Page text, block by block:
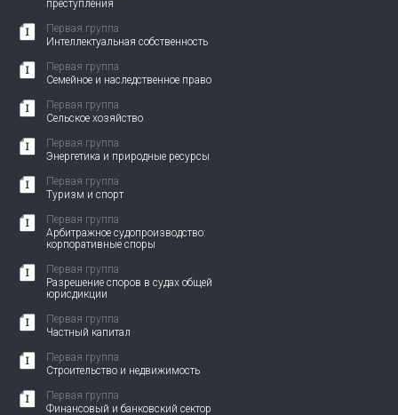
преступления
Первая группа
Интеллектуальная собственность
Первая группа
Семейное и наследственное право
Первая группа
Сельское хозяйство
Первая группа
Энергетика и природные ресурсы
Первая группа
Туризм и спорт
Первая группа
Арбитражное судопроизводство:
корпоративные споры
Первая группа
Разрешение споров в судах общей
юрисдикции
Первая группа
Частный капитал
Первая группа
Строительство и недвижимость
Первая группа
Финансовый и банковский сектор